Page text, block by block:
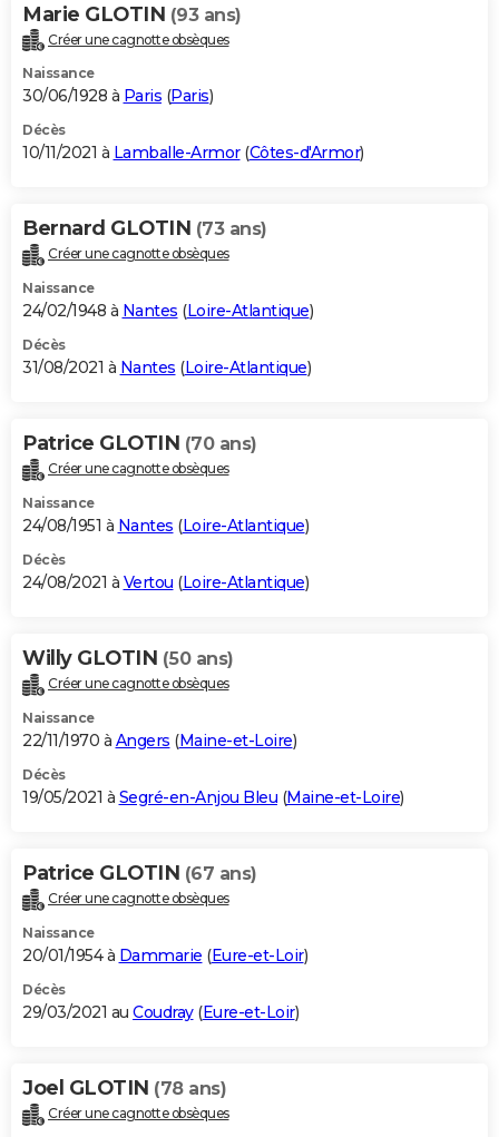
Marie GLOTIN (93 ans)
Créer une cagnotte obsèques
Naissance
30/06/1928 à Paris (Paris)
Décès
10/11/2021 à Lamballe-Armor(Côtes-d'Armor)
Bernard GLOTIN (73 ans)
Créer une cagnotte obsèques
Naissance
24/02/1948 à Nantes (Loire-Atlantique)
Décès
31/08/2021 à Nantes (Loire-Atlantique)
Patrice GLOTIN (70 ans)
Créer une cagnotte obsèques
Naissance
24/08/1951 à Nantes (Loire-Atlantique)
Décès
24/08/2021 à Vertou (Loire-Atlantique)
Willy GLOTIN (50 ans)
Créer une cagnotte obsèques
Naissance
22/11/1970 à Angers (Maine-et-Loire)
Décès
19/05/2021 à Segré-en-Anjou Bleu (Maine-et-Loire)
Patrice GLOTIN (67 ans)
Créer une cagnotte obsèques
Naissance
20/01/1954 à Dammarie (Eure-et-Loir)
Décès
29/03/2021 au Coudray(Eure-et-Loir)
Joel GLOTIN (78 ans)
Créer une cagnotte obsèques